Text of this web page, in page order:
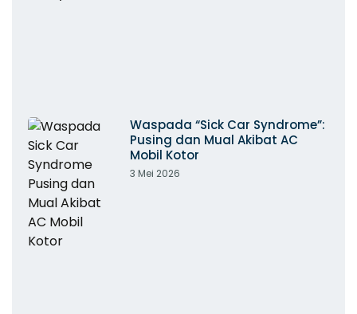
Waspada “Sick Car Syndrome”:
Pusing dan Mual Akibat AC
Mobil Kotor
3 Mei 2026